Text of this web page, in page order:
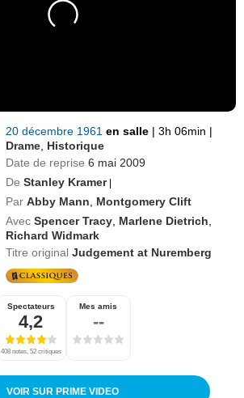
20 décembre 1961en salle | 3h 06min |
Drame Historique
Date de reprise 6 mai 2009
De Stanley Kramer |
Par Abby Mann
Montgomery Clift
Avec Spencer Tracy Marlene Dietrich
Richard Widmark
Titre originalJudgement at Nuremberg
Spectateurs
4,2
408 notes, 52 critiques
Mes amis
--
VOIR SUR PRIME VIDEO